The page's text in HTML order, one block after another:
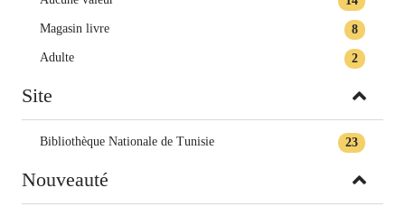
8
Magasin livre
2
Adulte
Site
23
Bibliothèque Nationale de Tunisie
Nouveauté